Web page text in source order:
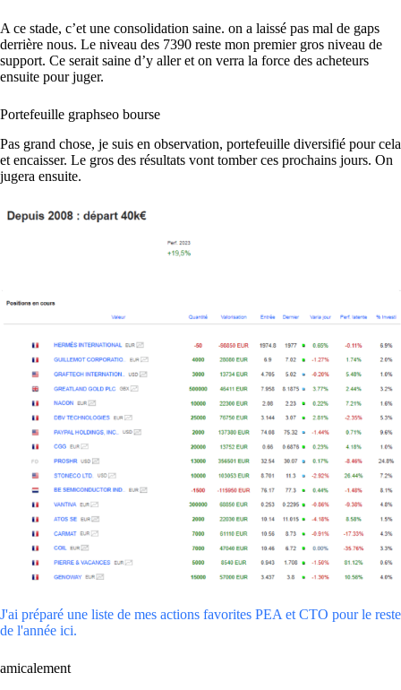
A ce stade, c’et une consolidation saine. on a laissé pas mal de gaps
derrière nous. Le niveau des 7390 reste mon premier gros niveau de
support. Ce serait saine d’y aller et on verra la force des acheteurs
ensuite pour juger.
Portefeuille graphseo bourse
Pas grand chose, je suis en observation, portefeuille diversifié pour cela
et encaisser. Le gros des résultats vont tomber ces prochains jours. On
jugera ensuite.
J'ai préparé une liste de mes actions favorites PEA et CTO pour le reste
de l'année ici.
amicalement